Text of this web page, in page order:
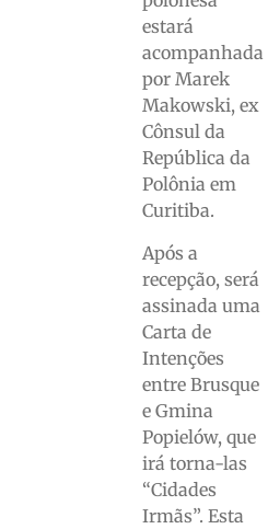
estará
acompanhada
por Marek
Makowski, ex
Cônsul da
República da
Polônia em
Curitiba.
Após a
recepção, será
assinada uma
Carta de
Intenções
entre Brusque
e Gmina
Popielów, que
irá torna-las
“Cidades
Irmãs”. Esta